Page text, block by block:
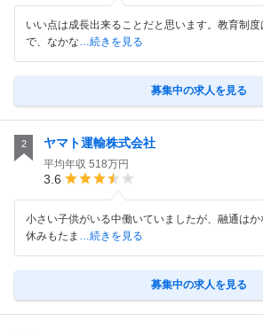
いい点は成長出来ることだと思います。教育制
で、なかな…続きを見る
募集中の求人を見る
2 ヤマト運輸株式会社
平均年収 518万円
3.6
小さい子供がいる中働いていましたが、融通は
休みもたま …続きを見る
募集中の求人を見る